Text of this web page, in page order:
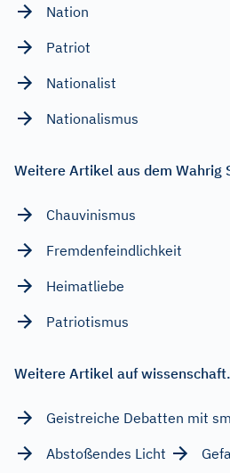
Nation
Patriot
Nationalist
Nationalismus
Weitere Artikel aus dem Wahrig
Chauvinismus
Fremdenfeindlichkeit
Heimatliebe
Patriotismus
Weitere Artikel auf
Geistreiche Debatten mit
Abstoßendes Licht